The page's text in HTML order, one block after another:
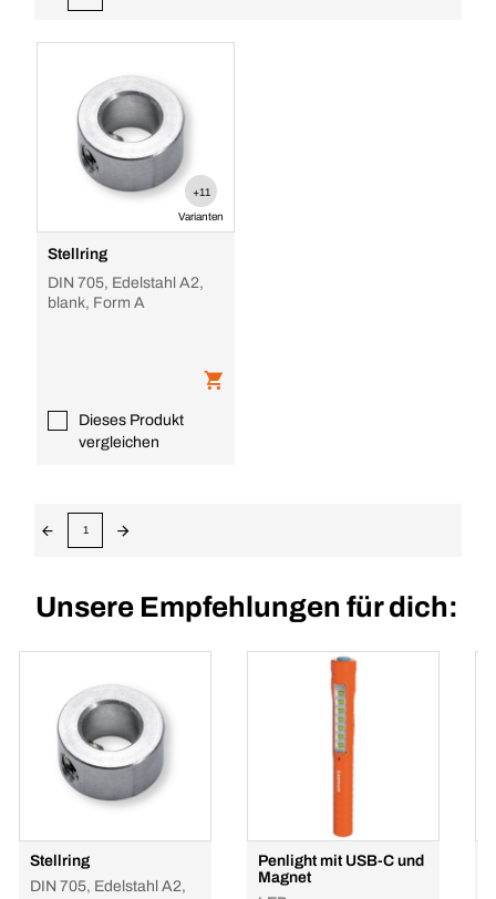
+11
Varianten
Stellring
DIN 705, Edelstahl A2,
blank, Form A
Dieses Produkt
vergleichen
1
Unsere Empfehlungen für dich:
Stellring
DIN 705, Edelstahl A2,
Penlight mit USB-C und
Magnet